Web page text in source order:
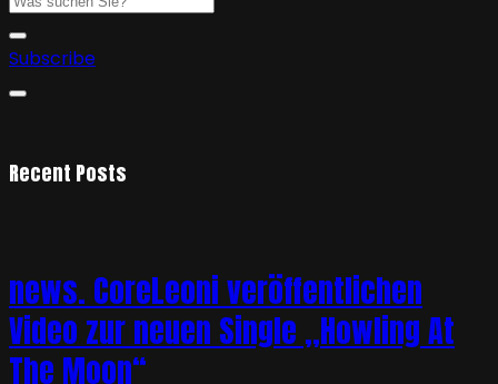
Subscribe
Recent Posts
news. CoreLeoni veröffentlichen
Video zur neuen Single „Howling At
The Moon“